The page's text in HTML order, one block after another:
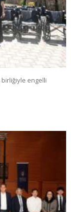
engelli